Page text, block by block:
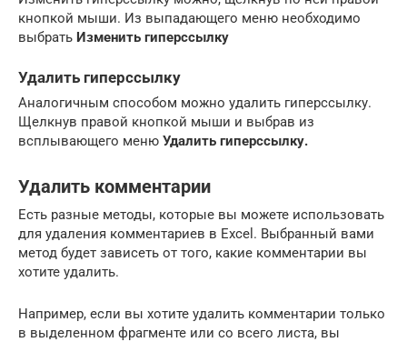
кнопкой мыши. Из выпадающего меню необходимо
выбрать Изменить гиперссылку
Удалить гиперссылку
Аналогичным способом можно удалить гиперссылку.
Щелкнув правой кнопкой мыши и выбрав из
всплывающего меню Удалить гиперссылку.
Удалить комментарии
Есть разные методы, которые вы можете использовать
для удаления комментариев в Excel. Выбранный вами
метод будет зависеть от того, какие комментарии вы
хотите удалить.
Например, если вы хотите удалить комментарии только
в выделенном фрагменте или со всего листа, вы